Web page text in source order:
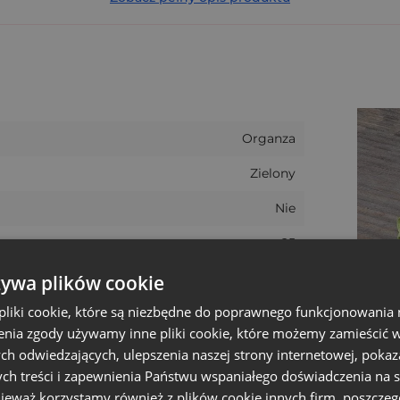
sposobu na składowanie dużej ilości małych
Organza
Zielony
Nie
25
Wielkanoc
9 cm
6 - 6.5 cm
plików cookie
cookie, które są niezbędne do poprawnego funkcjonowania
zgody używamy inne pliki cookie, które możemy zamieścić
odwiedzających, ulepszenia naszej strony internetowej,
treści i zapewnienia Państwu wspaniałego doświadczenia na